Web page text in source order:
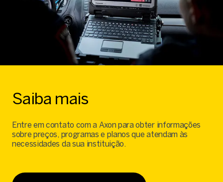
Saiba mais
Entre em contato com a Axon para obter informações
sobre preços, programas e planos que atendam às
necessidades da sua instituição.